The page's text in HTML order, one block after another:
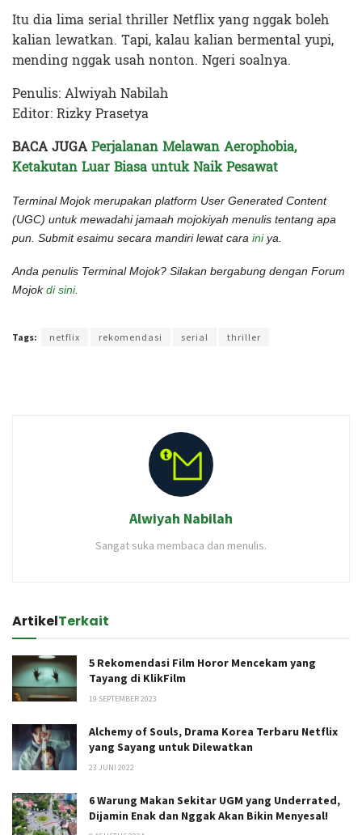
Itu dia lima serial thriller Netflix yang nggak boleh
kalian lewatkan. Tapi, kalau kalian bermental yupi,
mending nggak usah nonton. Ngeri soalnya.
Penulis: Alwiyah Nabilah
Editor: Rizky Prasetya
BACA JUGAPerjalanan Melawan Aerophobia,
Ketakutan Luar Biasa untuk Naik Pesawat
Terminal Mojok merupakan platform User Generated Content
(UGC) untuk mewadahi jamaah mojokiyah menulis tentang apa
pun. Submit esaimu secara mandiri lewat cara iniya.
Anda penulis Terminal Mojok? Silakan bergabung dengan Forum
Mojokdi sini.
Tags: netflix rekomendasi serial thriller
Alwiyah Nabilah
Sangat suka membaca dan menulis.
ArtikelTerkait
5 Rekomendasi Film Horor Mencekam yang
Tayang di KlikFilm
19 SEPTEMBER 2023
Alchemy of Souls, Drama Korea Terbaru Netflix
yang Sayang untuk Dilewatkan
23 JUNI 2022
6 Warung Makan Sekitar UGM yang Underrated,
Dijamin Enak dan Nggak Akan Bikin Menyesal!